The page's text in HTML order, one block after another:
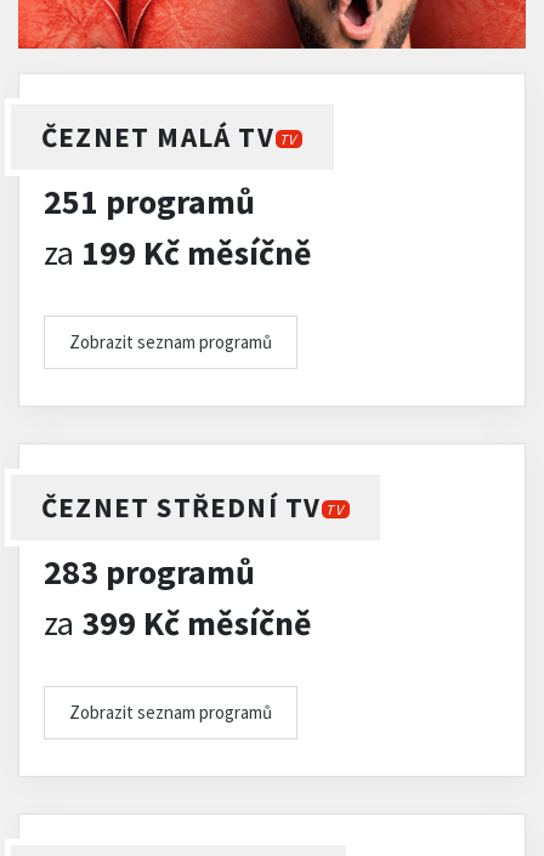
ČEZNET MALÁ TV TV
251 programů
za 199 Kč měsíčně
Zobrazit seznam programů
ČEZNET STŘEDNÍ TV TV
283 programů
za 399 Kč měsíčně
Zobrazit seznam programů